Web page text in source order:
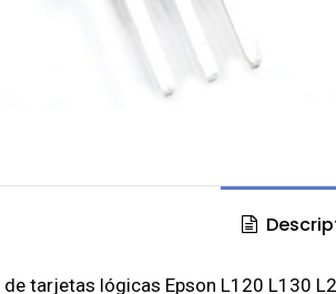
tarjetas lógicas Epson L120 L130